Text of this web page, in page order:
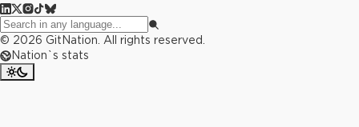
© 2026 GitNation. All rights reserved.
Nation`s stats